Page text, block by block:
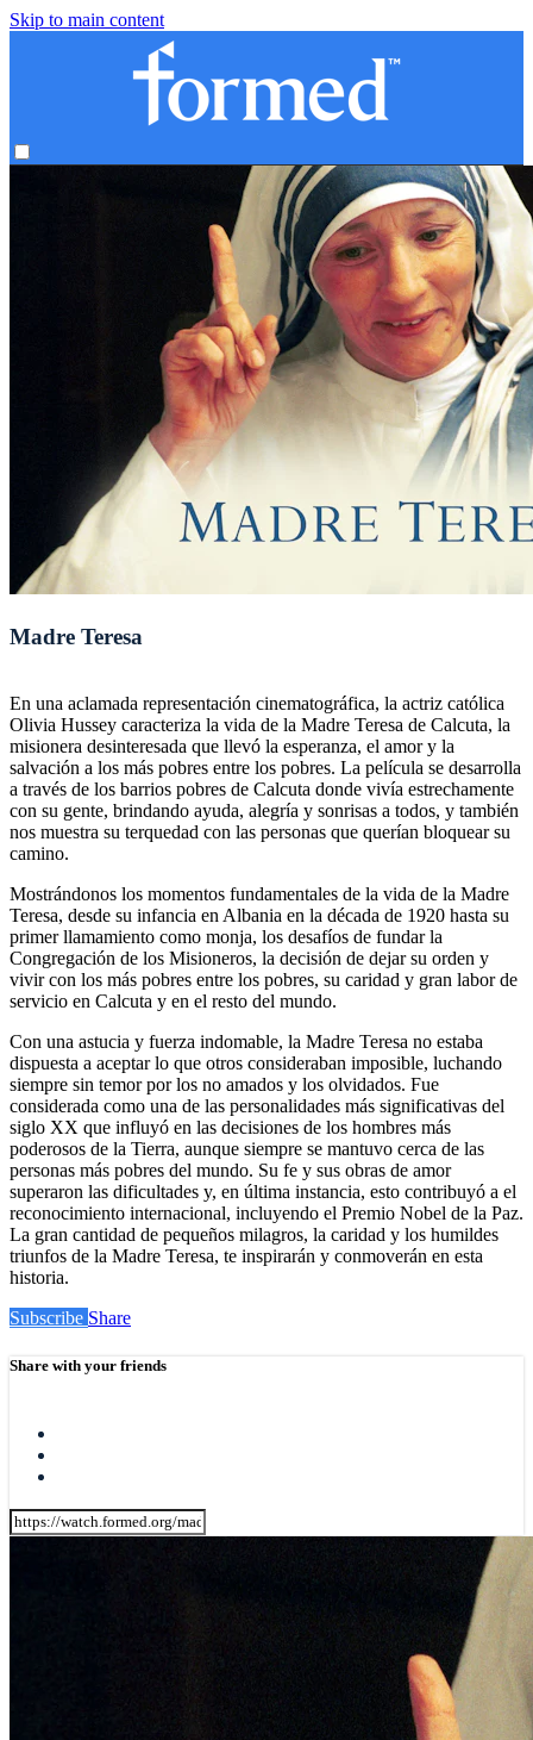
Skip to main content
Madre Teresa
En una aclamada representación cinematográfica, la actriz católica
Olivia Hussey caracteriza la vida de la Madre Teresa de Calcuta, la
misionera desinteresada que llevó la esperanza, el amor y la
salvación a los más pobres entre los pobres. La película se desarrolla
a través de los barrios pobres de Calcuta donde vivía estrechamente
con su gente, brindando ayuda, alegría y sonrisas a todos, y también
nos muestra su terquedad con las personas que querían bloquear su
camino.
Mostrándonos los momentos fundamentales de la vida de la Madre
Teresa, desde su infancia en Albania en la década de 1920 hasta su
primer llamamiento como monja, los desafíos de fundar la
Congregación de los Misioneros, la decisión de dejar su orden y
vivir con los más pobres entre los pobres, su caridad y gran labor de
servicio en Calcuta y en el resto del mundo.
Con una astucia y fuerza indomable, la Madre Teresa no estaba
dispuesta a aceptar lo que otros consideraban imposible, luchando
siempre sin temor por los no amados y los olvidados. Fue
considerada como una de las personalidades más significativas del
siglo XX que influyó en las decisiones de los hombres más
poderosos de la Tierra, aunque siempre se mantuvo cerca de las
personas más pobres del mundo. Su fe y sus obras de amor
superaron las dificultades y, en última instancia, esto contribuyó a el
reconocimiento internacional, incluyendo el Premio Nobel de la Paz.
La gran cantidad de pequeños milagros, la caridad y los humildes
triunfos de la Madre Teresa, te inspirarán y conmoverán en esta
historia.
Subscribe Share
Share with your friends